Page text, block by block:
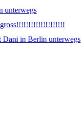
unterwegs
gross!!!!!!!!!!!!!!!!!!!!
Dani in Berlin unterwegs